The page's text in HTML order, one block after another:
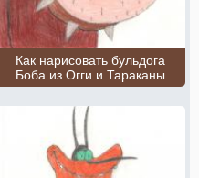
Как нарисовать бульдога
Боба из Огги и Тараканы